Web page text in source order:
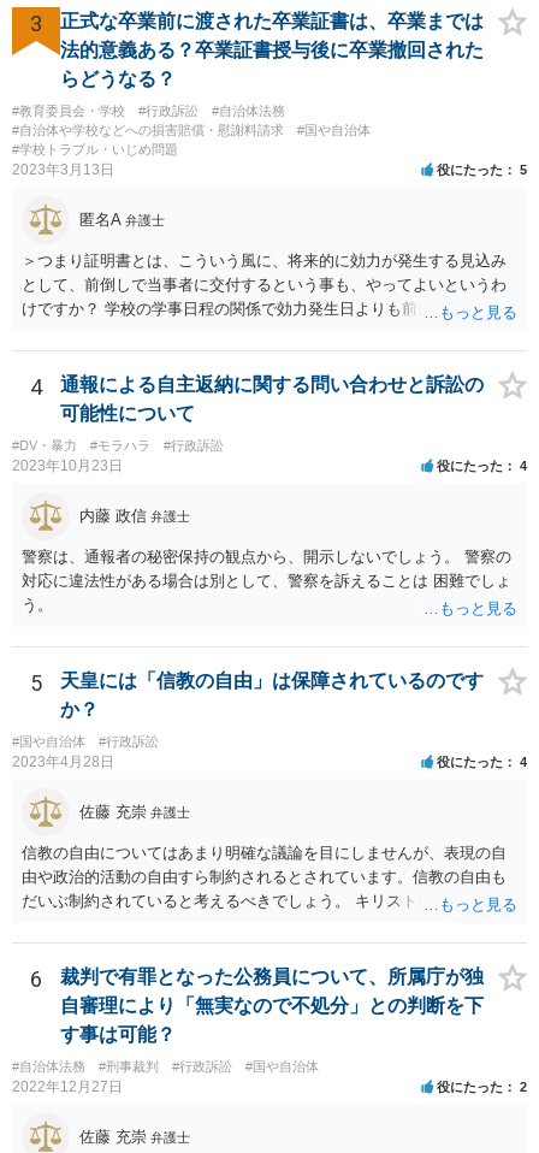
で右折進行したけど、自分は右折進行を思いとどまった」と交通ルー
ルを遵守するドライバーになってほしいと期待しています。
3
正式な卒業前に渡された卒業証書は、卒業までは
法的意義ある？卒業証書授与後に卒業撤回された
らどうなる？
#教育委員会・学校 #行政訴訟
#自治体法務
#自治体や学校などへの損害賠償・慰謝料請求
#国や自治体
#学校トラブル・いじめ問題
2023年3月13日 役にたった 5
匿名A 弁護士
＞つまり証明書とは、こういう風に、将来的に効力が発生する見込み
として、前倒しで当事者に交付するという事も、やってよいというわ
けですか？ 学校の学事日程の関係で効力発生日よりも前に交付したか
でしょう。 両者をそろえるに越したことはないですが、卒業式の日程
自体は各学校によって慣例として定められることが多いですし、学籍
離脱日も、学校によって異なるようですから、そのこと自体に特に問
題はないでしょう。 ＞万一、効力発生日より前に、その効力が無効と
なる出来事が起こったとしたら、その証明書は効力を発生する事な
く、証明書としては無効化されるということですね？ そう考えるのが
自然でしょう。 ただし、卒業証書自体は、通常記載されている内容
が、全課程を修了したという事実について記載されており、卒業式時
点では、そのこと自体は過去の事実として間違いないので、卒業証書
自体の無効かどうかという法的な効力を議論するものではないでしょ
う。 問題は、証書そのものではなく、在学中に何らかの問題を起こし
て学籍を剥奪されたかどうか、ということなので、厳密に言えば卒業
証書自体の議論とは直接関係しないと思います。
4
通報による自主返納に関する問い合わせと訴訟の
可能性について
#DV・暴力 #モラハラ #行政訴訟
2023年10月23日 役にたった 4
内藤 政信 弁護士
警察は、通報者の秘密保持の観点から、開示しないでしょう。 警察の
対応に違法性がある場合は別として、警察を訴えることは 困難でしょ
う。
5
天皇には「信教の自由」は保障されているのです
か？
#国や自治体 #行政訴訟
2023年4月28日 役にたった 4
佐藤 充崇 弁護士
信教の自由についてはあまり明確な議論を目にしませんが、表現の自
由や政治的活動の自由すら制約されるとされています。信教の自由も
だいぶ制約されていると考えるべきでしょう。 キリスト教の信仰につ
由に宮中の祭祀・儀礼に関する儀式を拒否したり、それら儀式の遂行
を批判する意見を公にすることが無制限に許されるとは思えません。
6
裁判で有罪となった公務員について、所属庁が独
自審理により「無実なので不処分」との判断を下
す事は可能？
#自治体法務 #刑事裁判 #行政訴訟 #国や自治体
2022年12月27日 役にたった 2
佐藤 充崇 弁護士